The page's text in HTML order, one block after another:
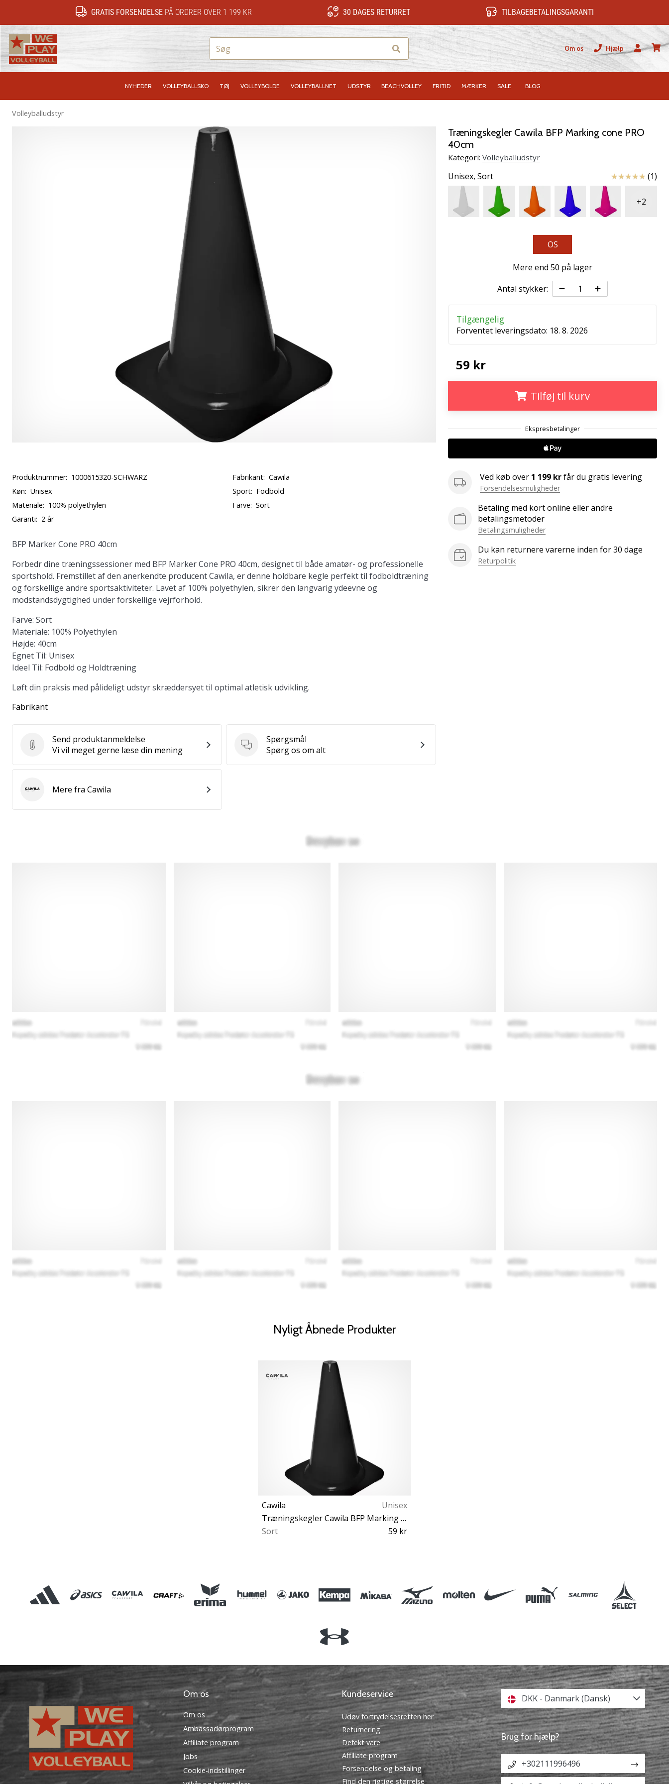
GRATIS FORSENDELSE PÅ ORDRER OVER 1 199 KR 30 DAGES RETURRET TILBAGEBETALINGSGARANTI
Om os
Hjælp
Bruger
NYHEDER VOLLEYBALLSKO TØJ VOLLEYBOLDE VOLLEYBALLNET UDSTYR BEACHVOLLEY FRITID MÆRKER SALE BLOG
Volleyballudstyr
Træningskegler Cawila BFP Marking cone PRO
40cm
Kategori: Volleyballudstyr
Unisex, Sort Anmeldelser
(1)
+2
OS
Mere end 50 på lager
Antal stykker:
Tilgængelig
Forventet leveringsdato: 18. 8. 2026
59 kr
Tilføj til kurv
Ved køb over 1 199 krfår du gratis levering
Forsendelsesmuligheder
Betaling med kort online eller andre
betalingsmetoder
Betalingsmuligheder
Du kan returnere varerne inden for 30 dage
Returpolitik
Produktnummer: 1000615320-SCHWARZ Fabrikant: Cawila
Køn: Unisex Sport: Fodbold
Materiale: 100% polyethylen Farve: Sort
Garanti: 2 år
BFP Marker Cone PRO 40cm
Forbedr dine træningssessioner med BFP Marker Cone PRO 40cm, designet til både amatør- og professionelle
sportshold. Fremstillet af den anerkendte producent Cawila, er denne holdbare kegle perfekt til fodboldtræning
og forskellige andre sportsaktiviteter. Lavet af 100% polyethylen, sikrer den langvarig ydeevne og
modstandsdygtighed under forskellige vejrforhold.
Farve: Sort
Materiale: 100% Polyethylen
Højde: 40cm
Egnet Til: Unisex
Ideel Til: Fodbold og Holdtræning
Løft din praksis med pålideligt udstyr skræddersyet til optimal atletisk udvikling.
Fabrikant
Send produktanmeldelse
Send produktanmeldelse
Vi vil meget gerne læse din mening
Spørgsmål
Spørgsmål
Spørg os om alt
CawilaMere fra Cawila
Nyligt Åbnede Produkter
Cawila
Unisex
Træningskegler Cawila BFP Marking cone PRO 40cm
Sort
59 kr
Om os
Om os
Ambassadørprogram
Affiliate program
Jobs
Cookie-indstillinger
Kundeservice
Udøv fortrydelsesretten her
Returnering
Defekt vare
Affiliate program
Forsendelse og betaling
Find den rigtige størrelse
DKK - Danmark (Dansk)
Brug for hjælp?
+302111996496